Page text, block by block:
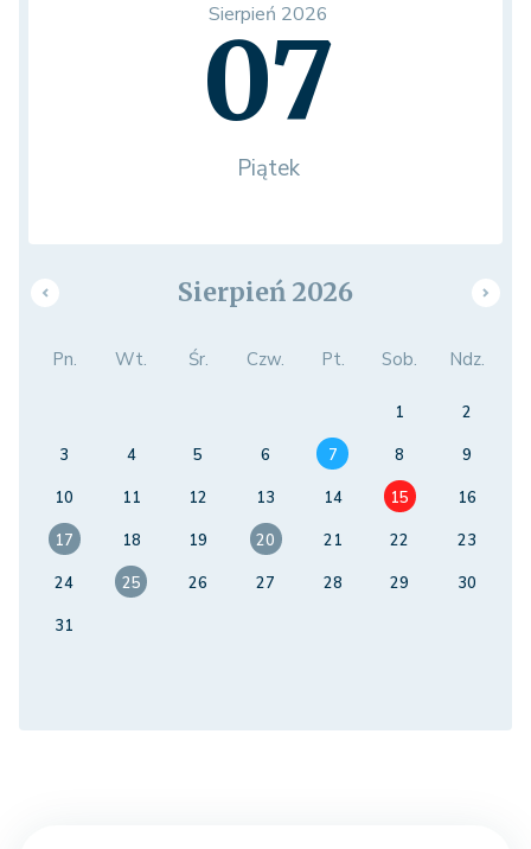
Sierpień 2026
07
Piątek
Sierpień 2026
Pn. Wt. Śr. Czw. Pt. Sob. Ndz.
1
2
3
4 5 6 7 8
9
10
11 12 13 14 15
16
17
18 19 20 21 22
23
24
25 26 27 28 29
30
31